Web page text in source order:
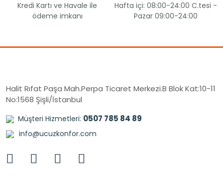
Kredi Kartı ve Havale ile
ödeme imkanı
Hafta içi: 08:00-24:00 C.tesi -
Pazar 09:00-24:00
Halit Rıfat Paşa Mah.Perpa Ticaret Merkezi.B Blok Kat:10-11
No:1568 Şişli/İstanbul
Müşteri Hizmetleri: 0507 785 84 89
info@ucuzkonfor.com